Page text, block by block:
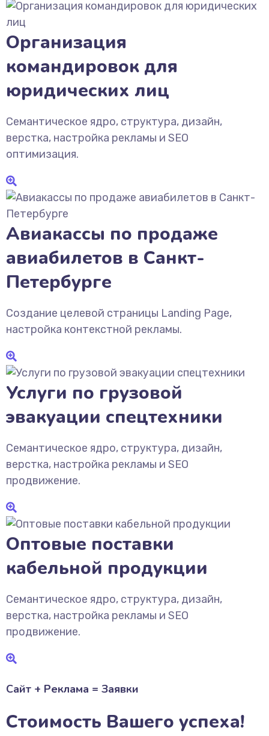
Организация
командировок для
юридических лиц
Семантическое ядро, структура, дизайн,
верстка, настройка рекламы и SEO
оптимизация.
Авиакассы по продаже
авиабилетов в Санкт-
Петербурге
Создание целевой страницы Landing Page,
настройка контекстной рекламы.
Услуги по грузовой
эвакуации спецтехники
Семантическое ядро, структура, дизайн,
верстка, настройка рекламы и SEO
продвижение.
Оптовые поставки
кабельной продукции
Семантическое ядро, структура, дизайн,
верстка, настройка рекламы и SEO
продвижение.
Сайт + Реклама = Заявки
Стоимость Вашего успеха!